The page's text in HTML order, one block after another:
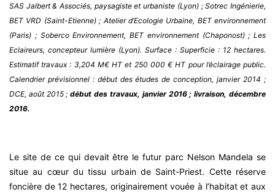
SAS Jalbert & Associés, paysagiste et urbaniste (Lyon) ; Sotrec Ingénierie,
BET VRD (Saint-Etienne) ; Atelier d’Ecologie Urbaine, BET environnement
(Paris) ; Soberco Environnement, BET environnement (Chaponost) ; Les
Eclaireurs, concepteur lumière (Lyon). Surface : Superficie : 12 hectares.
Estimatif travaux : 3,204 M€ HT et 250 000 € HT pour l’éclairage public.
Calendrier prévisionnel : début des études de conception, janvier 2014 ;
DCE, août 2015 ;début des travaux, janvier 2016 ; livraison, décembre
2016.
Le site de ce qui devait être le futur parc Nelson Mandela se
situe au cœur du tissu urbain de Saint-Priest. Cette réserve
foncière de 12 hectares, originairement vouée à l’habitat et aux